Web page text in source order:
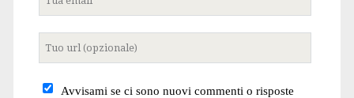
email
sito
Avvisami se ci sono nuovi commenti o risposte